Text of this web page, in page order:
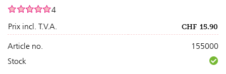
4
Prix incl. T.V.A.
CHF 15.90
Article no.
155000
Stock